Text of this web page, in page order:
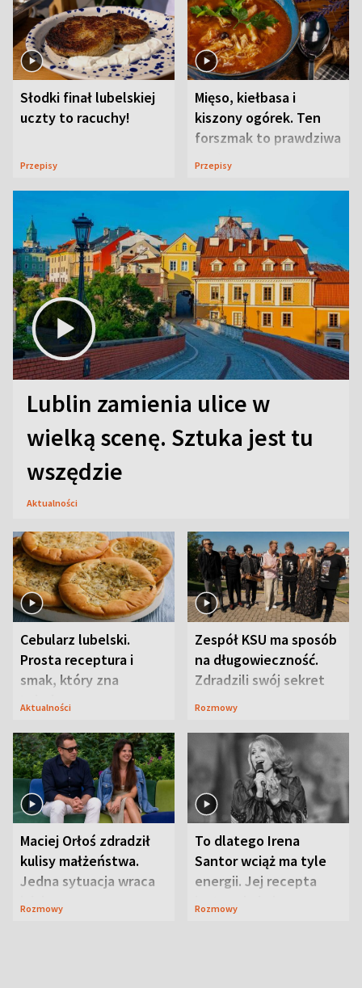
Słodki finał lubelskiej
uczty to racuchy!
Przepisy
Mięso, kiełbasa i
kiszony ogórek. Ten
forszmak to prawdziwa
uczta
Przepisy
Lublin zamienia ulice w
wielką scenę. Sztuka jest tu
wszędzie
Aktualności
Cebularz lubelski.
Prosta receptura i
smak, który zna
Lubelszczyzna
Aktualności
Zespół KSU ma sposób
na długowieczność.
Zdradzili swój sekret
Rozmowy
Maciej Orłoś zdradził
kulisy małżeństwa.
Jedna sytuacja wraca
jak bumerang
Rozmowy
To dlatego Irena
Santor wciąż ma tyle
energii. Jej recepta
jest zaskakująco
Rozmowy